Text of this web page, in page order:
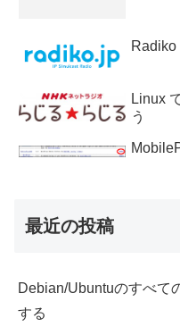
Radiko
Linux
う
最近の投稿
Debian/Ubuntuのすべて
する